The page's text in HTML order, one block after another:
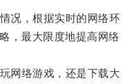
，根据实时的网络环
，最大限度地提高网络
络游戏，还是下载大